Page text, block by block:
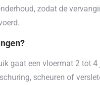
zodat de
gaat een vloermat 2 tot 4
scheuren of